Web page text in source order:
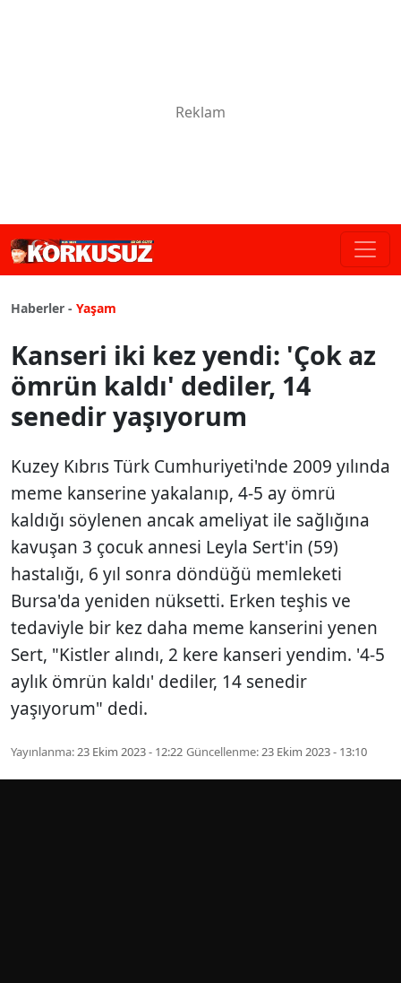
Haberler - Yaşam
Kanseri iki kez yendi: 'Çok az
ömrün kaldı' dediler, 14
senedir yaşıyorum
Kuzey Kıbrıs Türk Cumhuriyeti'nde 2009 yılında
meme kanserine yakalanıp, 4-5 ay ömrü
kaldığı söylenen ancak ameliyat ile sağlığına
kavuşan 3 çocuk annesi Leyla Sert'in (59)
hastalığı, 6 yıl sonra döndüğü memleketi
Bursa'da yeniden nüksetti. Erken teşhis ve
tedaviyle bir kez daha meme kanserini yenen
Sert, "Kistler alındı, 2 kere kanseri yendim. '4-5
aylık ömrün kaldı' dediler, 14 senedir
yaşıyorum" dedi.
Yayınlanma:23 Ekim 2023 - 12:22 Güncellenme:23 Ekim 2023 - 13:10